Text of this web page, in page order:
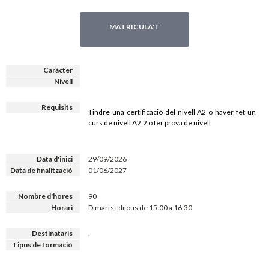
MATRICULA'T
Caràcter
Nivell
Requisits
Tindre una certificació del nivell A2 o haver fet un
curs de nivell A2.2 o fer prova de nivell
Data d'inici
29/09/2026
Data de finalització
01/06/2027
Nombre d'hores
90
Horari
Dimarts i dijous de 15:00 a 16:30
Destinataris
Tipus de formació